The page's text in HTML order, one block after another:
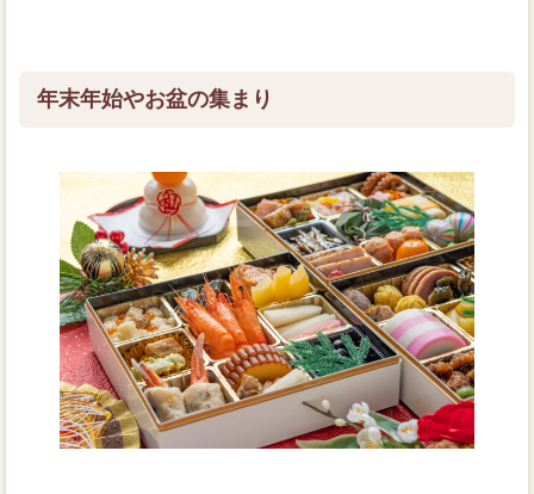
年末年始やお盆の集まり